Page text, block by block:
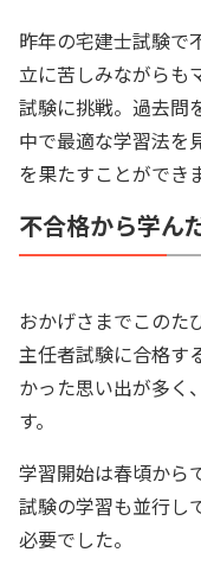
昨年の宅建士試験で
立に苦しみながらも
試験に挑戦。過去問
中で最適な学習法を
を果たすことができ
不合格から学ん
おかげさまでこのた
主任者試験に合格す
かった思い出が多く
す。
学習開始は春頃から
試験の学習も並行し
必要でした。